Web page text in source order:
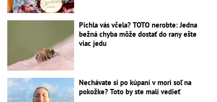
Pichla vás včela? TOTO nerobte: Jedna
bežná chyba môže dostať do rany ešte
viac jedu
Nechávate si po kúpaní v mori soľ na
pokožke? Toto by ste mali vedieť